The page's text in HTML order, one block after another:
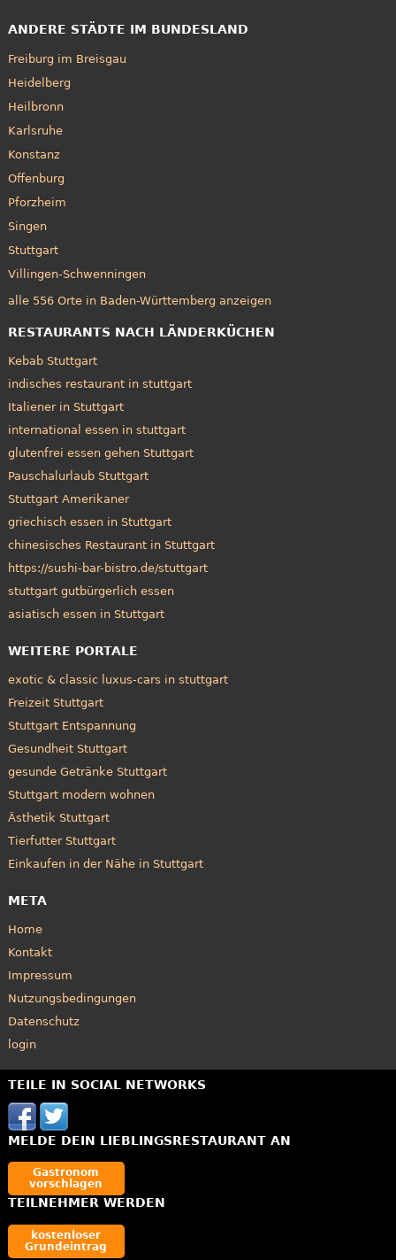
ANDERE STÄDTE IM BUNDESLAND
Freiburg im Breisgau
Heidelberg
Heilbronn
Karlsruhe
Konstanz
Offenburg
Pforzheim
Singen
Stuttgart
Villingen-Schwenningen
alle 556 Orte in Baden-Württemberg anzeigen
RESTAURANTS NACH LÄNDERKÜCHEN
Kebab Stuttgart
indisches restaurant in stuttgart
Italiener in Stuttgart
international essen in stuttgart
glutenfrei essen gehen Stuttgart
Pauschalurlaub Stuttgart
Stuttgart Amerikaner
griechisch essen in Stuttgart
chinesisches Restaurant in Stuttgart
https://sushi-bar-bistro.de/stuttgart
stuttgart gutbürgerlich essen
asiatisch essen in Stuttgart
WEITERE PORTALE
exotic & classic luxus-cars in stuttgart
Freizeit Stuttgart
Stuttgart Entspannung
Gesundheit Stuttgart
gesunde Getränke Stuttgart
Stuttgart modern wohnen
Ästhetik Stuttgart
Tierfutter Stuttgart
Einkaufen in der Nähe in Stuttgart
META
Home
Kontakt
Impressum
Nutzungsbedingungen
Datenschutz
login
TEILE IN SOCIAL NETWORKS
MELDE DEIN LIEBLINGSRESTAURANT AN
Gastronom
vorschlagen
TEILNEHMER WERDEN
kostenloser
Grundeintrag